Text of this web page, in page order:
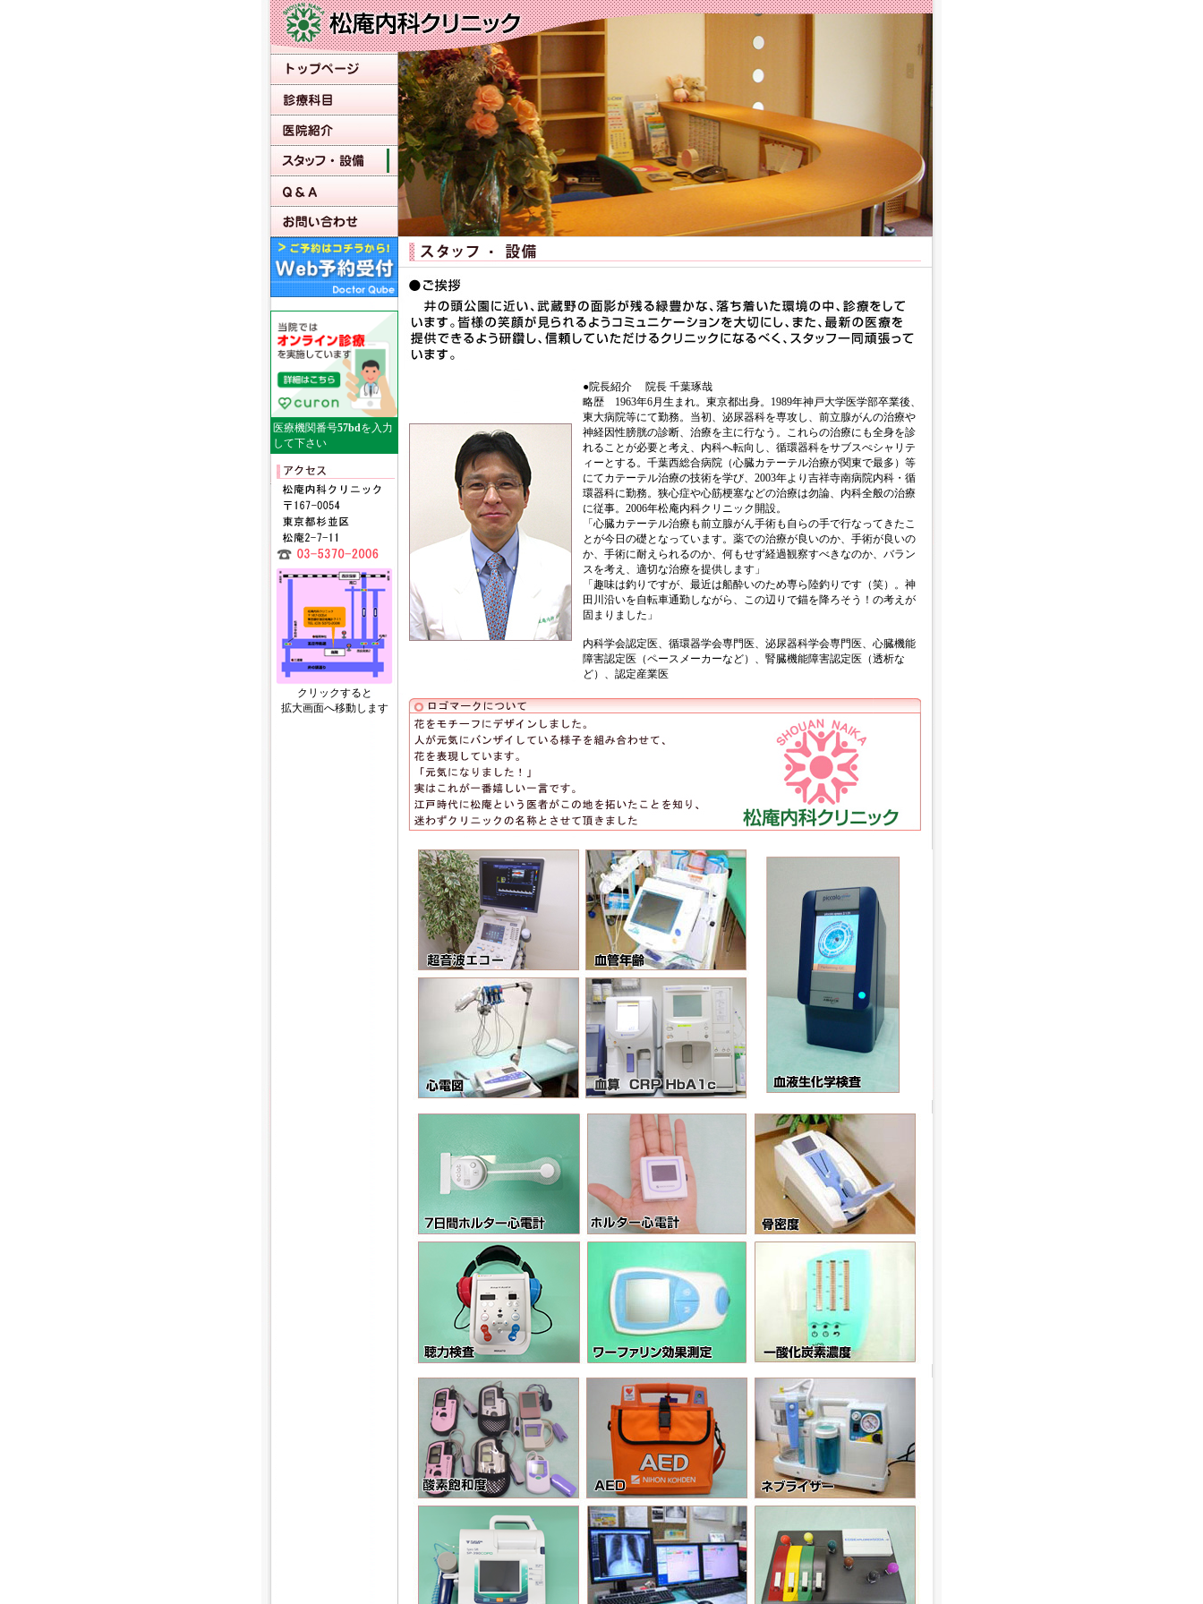
医療機関番号57bdを入力
して下さい
クリックすると
拡大画面へ移動します
●院長紹介 院長 千葉琢哉
略歴 1963年6月生まれ。東京都出身。1989年神戸大学医学部卒業後、
東大病院等にて勤務。当初、泌尿器科を専攻し、前立腺がんの治療や
神経因性膀胱の診断、治療を主に行なう。これらの治療にも全身を診
れることが必要と考え、内科へ転向し、循環器科をサブスぺシャリテ
ィーとする。千葉西総合病院（心臓カテーテル治療が関東で最多）等
にてカテーテル治療の技術を学び、2003年より吉祥寺南病院内科・循
環器科に勤務。狭心症や心筋梗塞などの治療は勿論、内科全般の治療
に従事。2006年松庵内科クリニック開設。
「心臓カテーテル治療も前立腺がん手術も自らの手で行なってきたこ
とが今日の礎となっています。薬での治療が良いのか、手術が良いの
か、手術に耐えられるのか、何もせず経過観察すべきなのか、バラン
スを考え、適切な治療を提供します」
「趣味は釣りですが、最近は船酔いのため専ら陸釣りです（笑）。神
田川沿いを自転車通勤しながら、この辺りで錨を降ろそう！の考えが
固まりました」
内科学会認定医、循環器学会専門医、泌尿器科学会専門医、心臓機能
障害認定医（ペースメーカーなど）、腎臓機能障害認定医（透析な
ど）、認定産業医